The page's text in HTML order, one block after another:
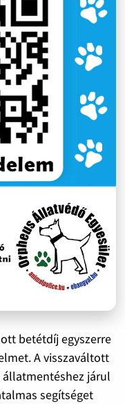
betétdíj egyszerre
A visszaváltott
járul
segítséget